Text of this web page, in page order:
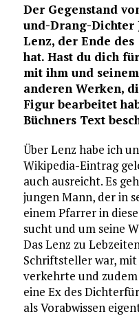
Der Gegenstand
und-Drang-Dichter
Lenz, der Ende
hat. Hast du dich
mit ihm und
anderen Werken,
Figur bearbeitet
Büchners Text
Über Lenz habe ich
Wikipedia-Eintrag
auch ausreicht. Es
jungen Mann, der in
einem Pfarrer in
sucht und um seine
Das Lenz zu
Schriftsteller war,
verkehrte und
eine Ex des
als Vorabwissen